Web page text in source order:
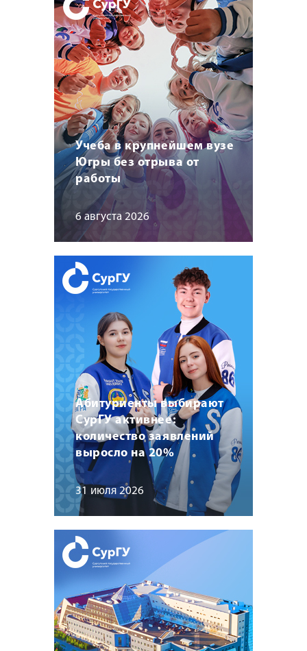
Учеба в крупнейшем вузе
Югры без отрыва от
работы
6 августа 2026
Абитуриенты выбирают
СурГУ активнее:
количество заявлений
выросло на 20%
31 июля 2026